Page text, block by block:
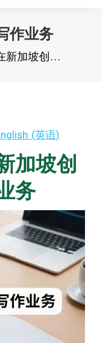
作业务
新加坡创…
(英语)
加坡创
务